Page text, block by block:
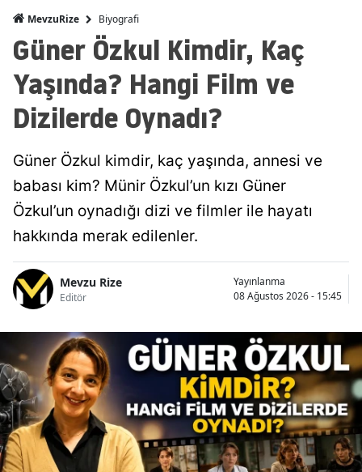
MevzuRize Biyografi
Güner Özkul Kimdir, Kaç
Yaşında? Hangi Film ve
Dizilerde Oynadı?
Güner Özkul kimdir, kaç yaşında, annesi ve
babası kim? Münir Özkul’un kızı Güner
Özkul’un oynadığı dizi ve filmler ile hayatı
hakkında merak edilenler.
Mevzu Rize
Editör
Yayınlanma
08 Ağustos 2026 - 15:45